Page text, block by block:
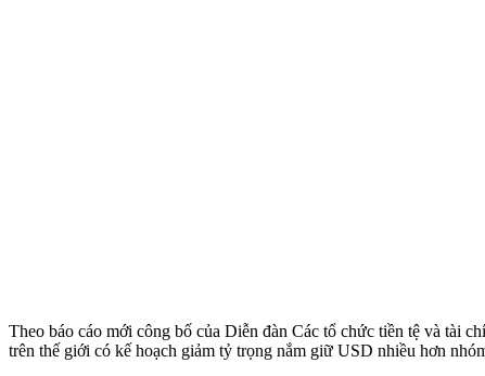
Theo báo cáo mới công bố của Diễn đàn Các tổ chức tiền tệ và tài
trên thế giới có kế hoạch giảm tỷ trọng nắm giữ USD nhiều hơn